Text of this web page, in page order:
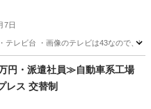
7日
テレビ台 ・画像のテレビは43なので、
良品
円・派遣社員≫自動車系工場
レス 交替制